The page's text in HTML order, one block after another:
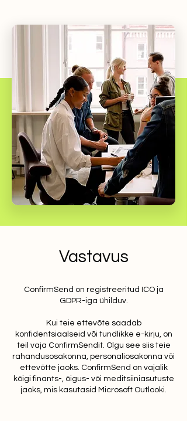
Vastavus
ConfirmSend on registreeritud ICO ja
GDPR-iga ühilduv.
Kui teie ettevõte saadab
konfidentsiaalseid või tundlikke e-kirju, on
teil vaja ConfirmSendit. Olgu see siis teie
rahandusosakonna, personaliosakonna või
ettevõtte jaoks. ConfirmSend on vajalik
kõigi finants-, õigus- või meditsiiniasutuste
jaoks, mis kasutasid Microsoft Outlooki.